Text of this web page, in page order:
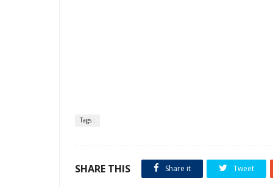
Tags :
SHARE THIS Share it Tweet